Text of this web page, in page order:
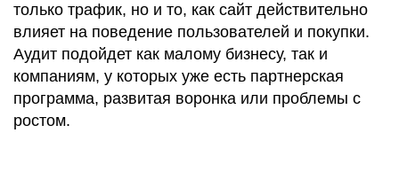
только трафик, но и то, как сайт действительно
влияет на поведение пользователей и покупки.
Аудит подойдет как малому бизнесу, так и
компаниям, у которых уже есть партнерская
программа, развитая воронка или проблемы с
ростом.